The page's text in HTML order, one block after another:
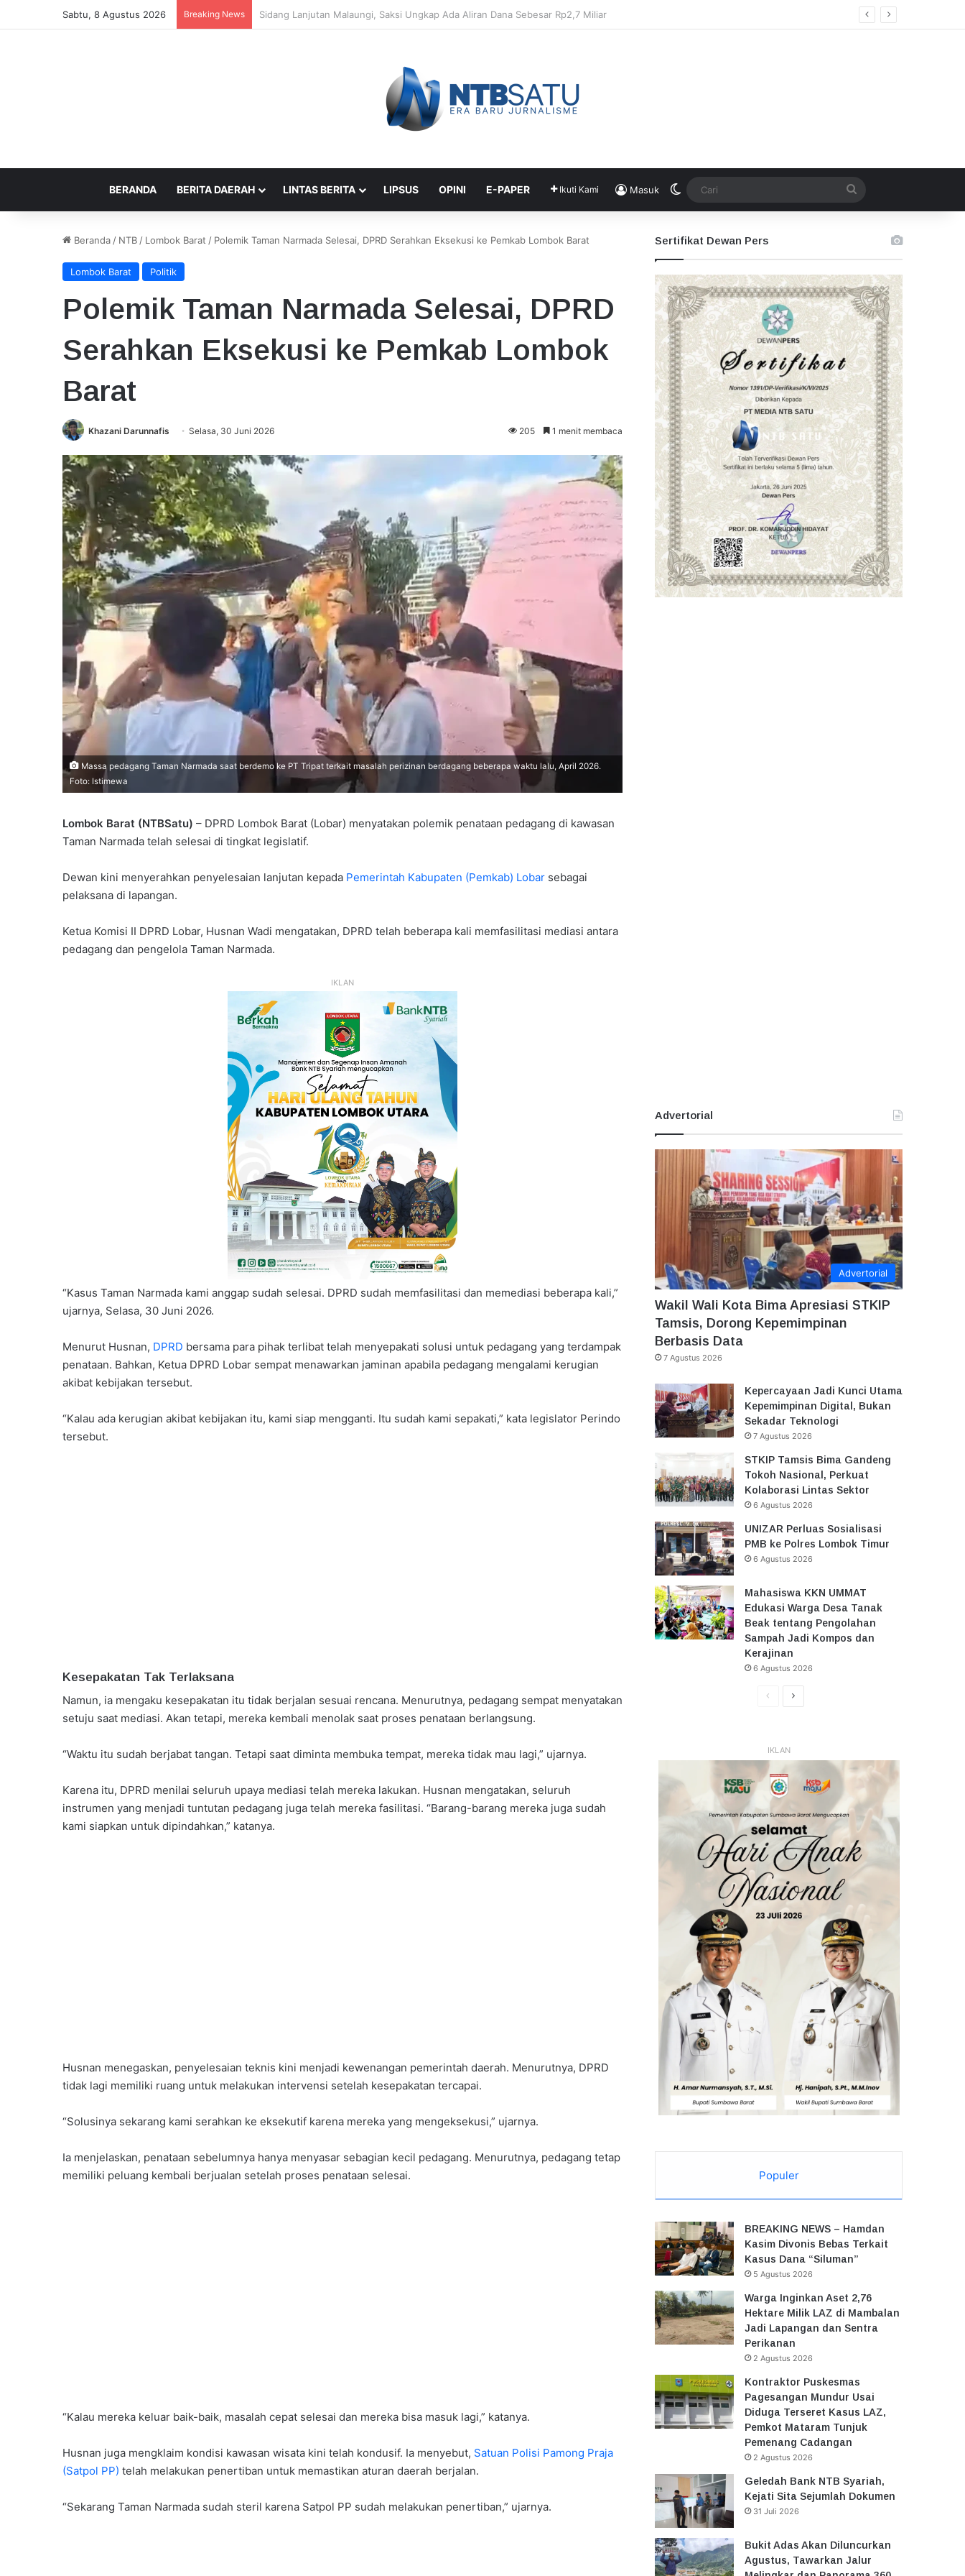
Sabtu, 8 Agustus 2026 Breaking News Beda Tempat Penahanan Didik dan Malaungi, Kejari Bima: Alasan Keamanan
BERANDA BERITA DAERAH LINTAS BERITA LIPSUS OPINI E-PAPER Ikuti Kami Masuk Switch skin
Beranda / NTB / Lombok Barat / Polemik Taman Narmada Selesai, DPRD Serahkan Eksekusi ke Pemkab Lombok Barat
Lombok Barat Politik
Polemik Taman Narmada Selesai, DPRD
Serahkan Eksekusi ke Pemkab Lombok
Barat
Khazani Darunnafis Selasa, 30 Juni 2026 205 1 menit membaca
Massa pedagang Taman Narmada saat berdemo ke PT Tripat terkait masalah perizinan berdagang beberapa waktu lalu, April 2026.
Foto: Istimewa
Lombok Barat (NTBSatu) – DPRD Lombok Barat (Lobar) menyatakan polemik penataan pedagang di kawasan
Taman Narmada telah selesai di tingkat legislatif.
Dewan kini menyerahkan penyelesaian lanjutan kepada Pemerintah Kabupaten (Pemkab) Lobar sebagai
pelaksana di lapangan.
Ketua Komisi II DPRD Lobar, Husnan Wadi mengatakan, DPRD telah beberapa kali memfasilitasi mediasi antara
pedagang dan pengelola Taman Narmada.
IKLAN
“Kasus Taman Narmada kami anggap sudah selesai. DPRD sudah memfasilitasi dan memediasi beberapa kali,”
ujarnya, Selasa, 30 Juni 2026.
Menurut Husnan, DPRD bersama para pihak terlibat telah menyepakati solusi untuk pedagang yang terdampak
penataan. Bahkan, Ketua DPRD Lobar sempat menawarkan jaminan apabila pedagang mengalami kerugian
akibat kebijakan tersebut.
“Kalau ada kerugian akibat kebijakan itu, kami siap mengganti. Itu sudah kami sepakati,” kata legislator Perindo
tersebut.
Kesepakatan Tak Terlaksana
Namun, ia mengaku kesepakatan itu tidak berjalan sesuai rencana. Menurutnya, pedagang sempat menyatakan
setuju saat mediasi. Akan tetapi, mereka kembali menolak saat proses penataan berlangsung.
“Waktu itu sudah berjabat tangan. Tetapi saat diminta membuka tempat, mereka tidak mau lagi,” ujarnya.
Karena itu, DPRD menilai seluruh upaya mediasi telah mereka lakukan. Husnan mengatakan, seluruh
instrumen yang menjadi tuntutan pedagang juga telah mereka fasilitasi. “Barang-barang mereka juga sudah
kami siapkan untuk dipindahkan,” katanya.
Husnan menegaskan, penyelesaian teknis kini menjadi kewenangan pemerintah daerah. Menurutnya, DPRD
tidak lagi memiliki ruang untuk melakukan intervensi setelah kesepakatan tercapai.
“Solusinya sekarang kami serahkan ke eksekutif karena mereka yang mengeksekusi,” ujarnya.
Ia menjelaskan, penataan sebelumnya hanya menyasar sebagian kecil pedagang. Menurutnya, pedagang tetap
memiliki peluang kembali berjualan setelah proses penataan selesai.
“Kalau mereka keluar baik-baik, masalah cepat selesai dan mereka bisa masuk lagi,” katanya.
Husnan juga mengklaim kondisi kawasan wisata kini telah kondusif. Ia menyebut, Satuan Polisi Pamong Praja
(Satpol PP) telah melakukan penertiban untuk memastikan aturan daerah berjalan.
“Sekarang Taman Narmada sudah steril karena Satpol PP sudah melakukan penertiban,” ujarnya.
Sertifikat Dewan Pers
Advertorial
Advertorial
Wakil Wali Kota Bima Apresiasi STKIP
Tamsis, Dorong Kepemimpinan
Berbasis Data
7 Agustus 2026
Kepercayaan Jadi Kunci Utama
Kepemimpinan Digital, Bukan
Sekadar Teknologi
7 Agustus 2026
STKIP Tamsis Bima Gandeng
Tokoh Nasional, Perkuat
Kolaborasi Lintas Sektor
6 Agustus 2026
UNIZAR Perluas Sosialisasi
PMB ke Polres Lombok Timur
6 Agustus 2026
Mahasiswa KKN UMMAT
Edukasi Warga Desa Tanak
Beak tentang Pengolahan
Sampah Jadi Kompos dan
Kerajinan
6 Agustus 2026
HalamanHalaman
IKLAN
Populer
BREAKING NEWS – Hamdan
Kasim Divonis Bebas Terkait
Kasus Dana “Siluman”
5 Agustus 2026
Warga Inginkan Aset 2,76
Hektare Milik LAZ di Mambalan
Jadi Lapangan dan Sentra
Perikanan
2 Agustus 2026
Kontraktor Puskesmas
Pagesangan Mundur Usai
Diduga Terseret Kasus LAZ,
Pemkot Mataram Tunjuk
Pemenang Cadangan
2 Agustus 2026
Geledah Bank NTB Syariah,
Kejati Sita Sejumlah Dokumen
31 Juli 2026
Bukit Adas Akan Diluncurkan
Agustus, Tawarkan Jalur